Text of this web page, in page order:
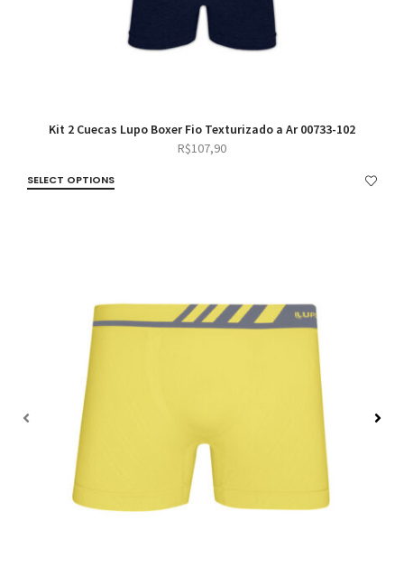
Kit 2 Cuecas Lupo Boxer Fio Texturizado a Ar 00733-102
R$107,90
SELECT OPTIONS